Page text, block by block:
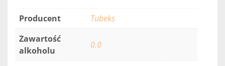
Producent
Tubeks
Zawartość
alkoholu
0.0